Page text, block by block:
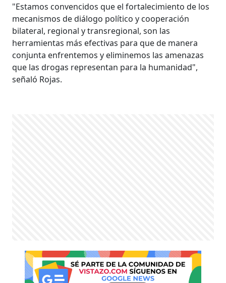
"Estamos convencidos que el fortalecimiento de los
mecanismos de diálogo político y cooperación
bilateral, regional y transregional, son las
herramientas más efectivas para que de manera
conjunta enfrentemos y eliminemos las amenazas
que las drogas representan para la humanidad",
señaló Rojas.